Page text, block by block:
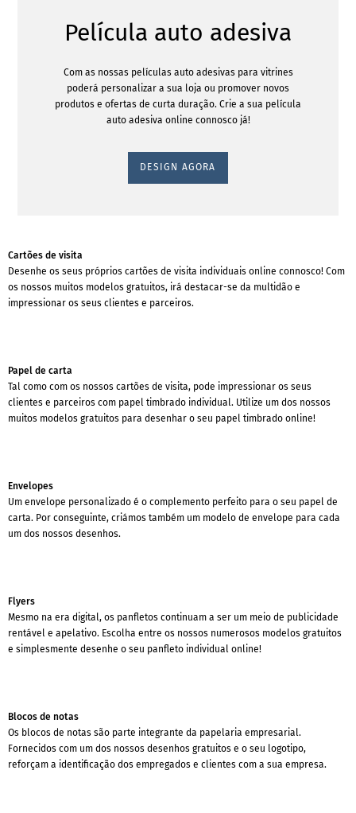
Película auto adesiva
Com as nossas películas auto adesivas para vitrines
poderá personalizar a sua loja ou promover novos
produtos e ofertas de curta duração. Crie a sua película
auto adesiva online connosco já!
DESIGN AGORA
Cartões de visita
Desenhe os seus próprios cartões de visita individuais online connosco! Com
os nossos muitos modelos gratuitos, irá destacar-se da multidão e
impressionar os seus clientes e parceiros.
Papel de carta
Tal como com os nossos cartões de visita, pode impressionar os seus
clientes e parceiros com papel timbrado individual. Utilize um dos nossos
muitos modelos gratuitos para desenhar o seu papel timbrado online!
Envelopes
Um envelope personalizado é o complemento perfeito para o seu papel de
carta. Por conseguinte, criámos também um modelo de envelope para cada
um dos nossos desenhos.
Flyers
Mesmo na era digital, os panfletos continuam a ser um meio de publicidade
rentável e apelativo. Escolha entre os nossos numerosos modelos gratuitos
e simplesmente desenhe o seu panfleto individual online!
Blocos de notas
Os blocos de notas são parte integrante da papelaria empresarial.
Fornecidos com um dos nossos desenhos gratuitos e o seu logotipo,
reforçam a identificação dos empregados e clientes com a sua empresa.